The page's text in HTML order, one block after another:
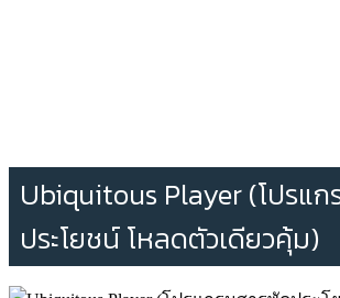
Ubiquitous Player (โปรแ
ประโยชน์ โหลดตัวเดียวคุ้ม)